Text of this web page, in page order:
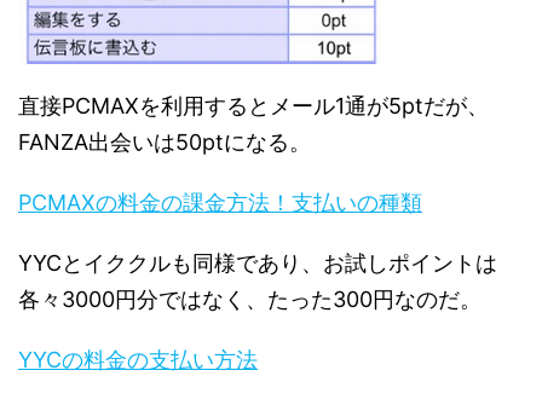
直接PCMAXを利用するとメール1通が5ptだが、
FANZA出会いは50ptになる。
PCMAXの料金の課金方法！支払いの種類
YYCとイククルも同様であり、お試しポイントは
各々3000円分ではなく、たった300円なのだ。
YYCの料金の支払い方法